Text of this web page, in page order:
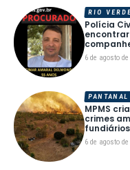
Polícia
encontrar
6 de agosto de
RIO
MPMS
crimes
6 de agosto de
PANTANAL